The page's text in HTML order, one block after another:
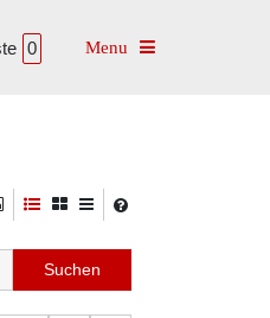
0 Toggle navigation